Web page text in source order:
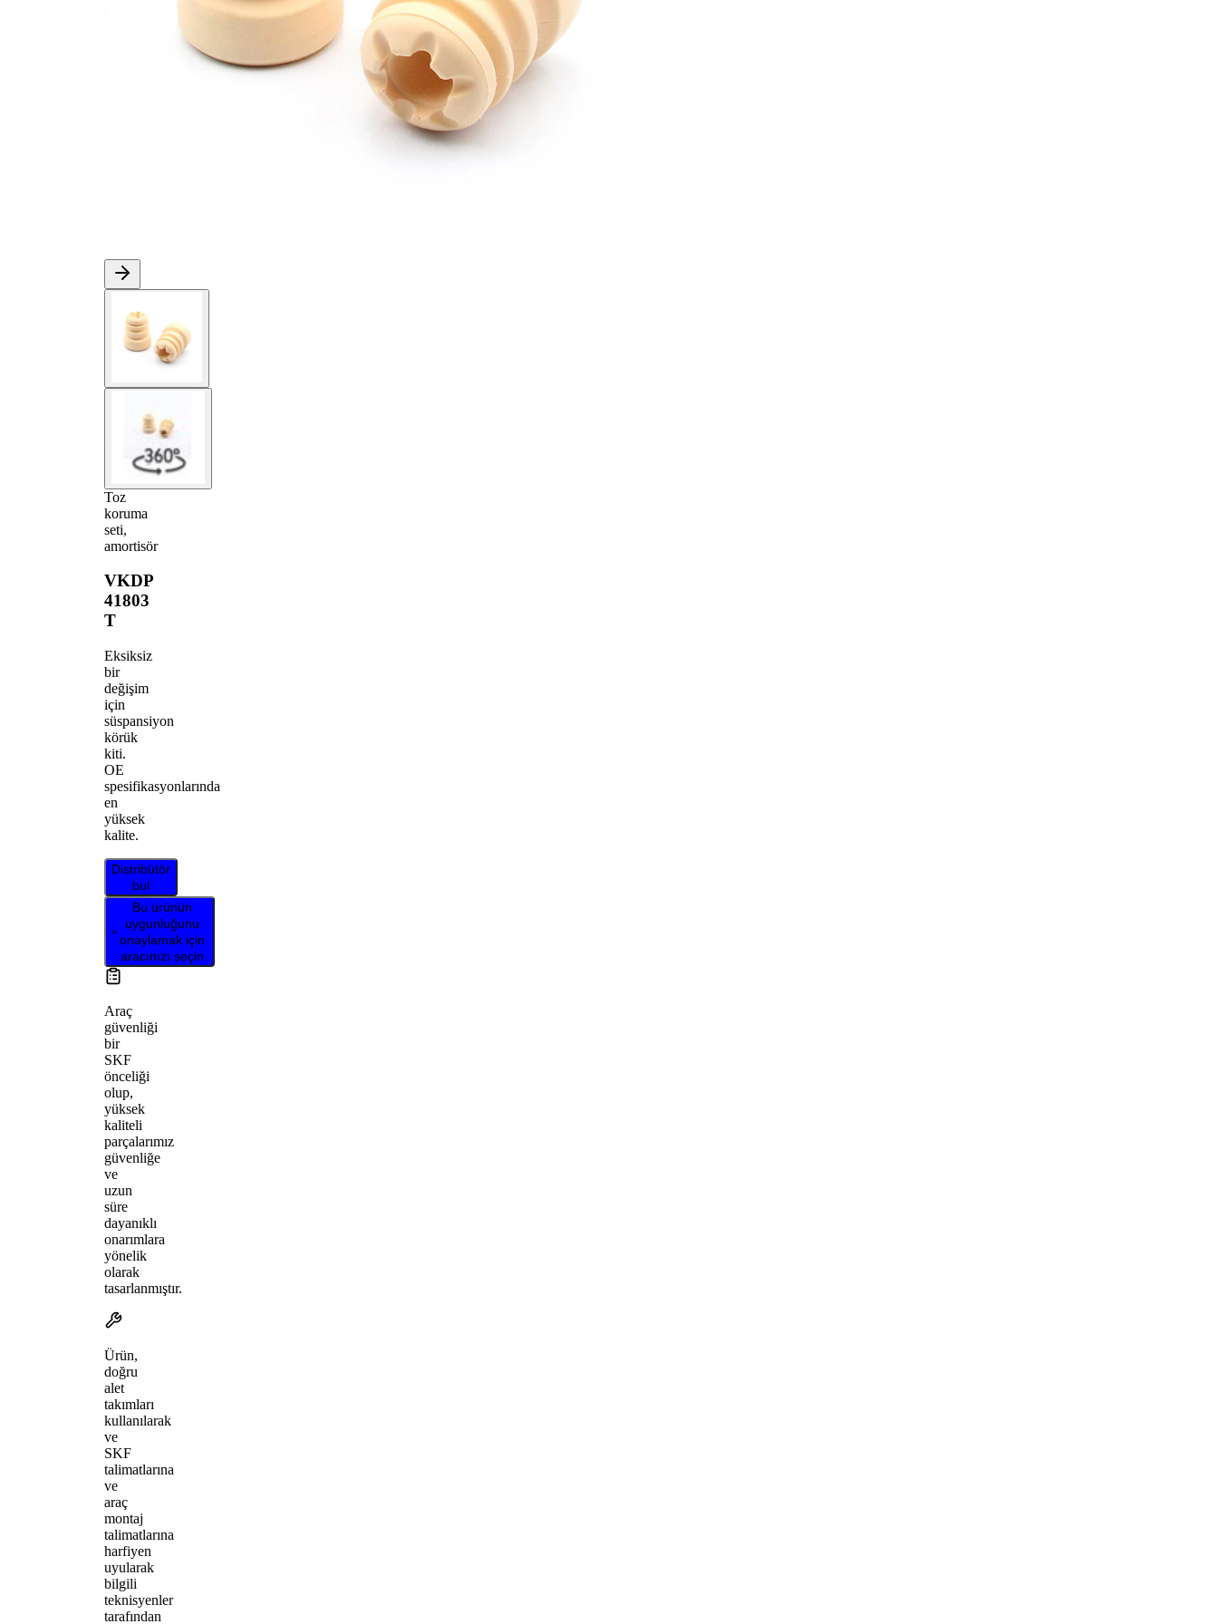
Toz
koruma
seti,
amortisör
VKDP
41803
T
Eksiksiz
bir
değişim
için
süspansiyon
körük
kiti.
OE
spesifikasyonlarında
en
yüksek
kalite.
Distribütör
bul
Bu ürünün
uygunluğunu
onaylamak için
aracınızı seçin
Araç
güvenliği
bir
SKF
önceliği
olup,
yüksek
kaliteli
parçalarımız
güvenliğe
ve
uzun
süre
dayanıklı
onarımlara
yönelik
olarak
tasarlanmıştır.
Ürün,
doğru
alet
takımları
kullanılarak
ve
SKF
talimatlarına
ve
araç
montaj
talimatlarına
harfiyen
uyularak
bilgili
teknisyenler
tarafından